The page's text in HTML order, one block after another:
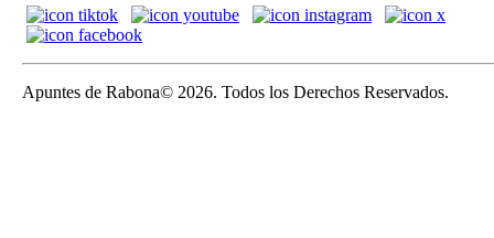
Apuntes de Rabona© 2026. Todos los Derechos Reservados.